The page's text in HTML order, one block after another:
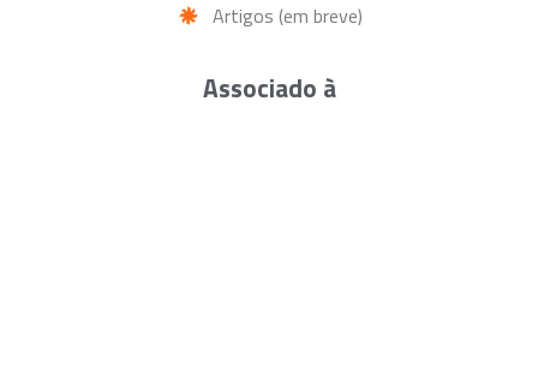
Artigos (em breve)
Associado à